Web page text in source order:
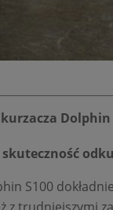
Dolphin
S100